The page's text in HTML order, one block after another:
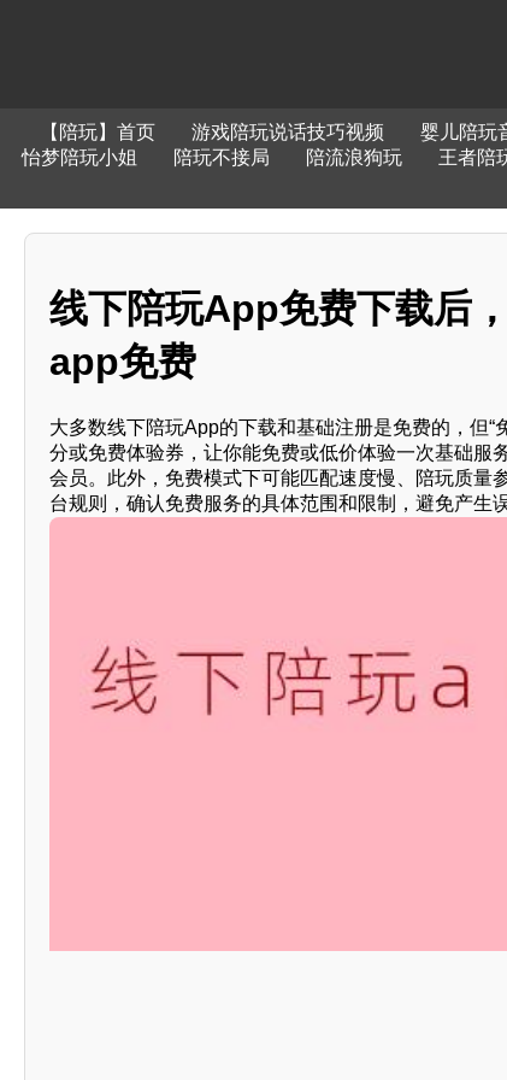
【陪玩】首页 游戏陪玩说话技巧视频 婴儿陪玩
怡梦陪玩小姐
陪玩不接局 陪流浪狗玩 王者陪
线下陪玩App免费下载后
app免费
大多数线下陪玩App的下载和基础注册是免费的，但
分或免费体验券，让你能免费或低价体验一次基础服
会员。此外，免费模式下可能匹配速度慢、陪玩质量
台规则，确认免费服务的具体范围和限制，避免产生误